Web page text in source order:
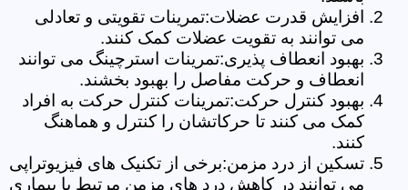
افزایش قدرت عضلات:تمرینات تقویتی و تعادلی
می توانند به تقویت عضلات کمک کنند.
بهبود انعطاف پذیری:تمرینات استرچینگ می توانند
انعطاف و حرکت مفاصل را بهبود بخشند.
بهبود کنترل حرکت:تمرینات کنترل حرکت به افراد
کمک می کنند تا حرکاتشان را کنترل و هماهنگ
کنند.
تسکین از درد مزمن:برخی از تکنیک های فیزیوتراپی
می توانند در کاهش درد های مزمن مرتبط با بیماری